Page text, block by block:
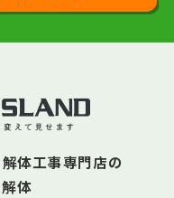
体工事専門店の
体